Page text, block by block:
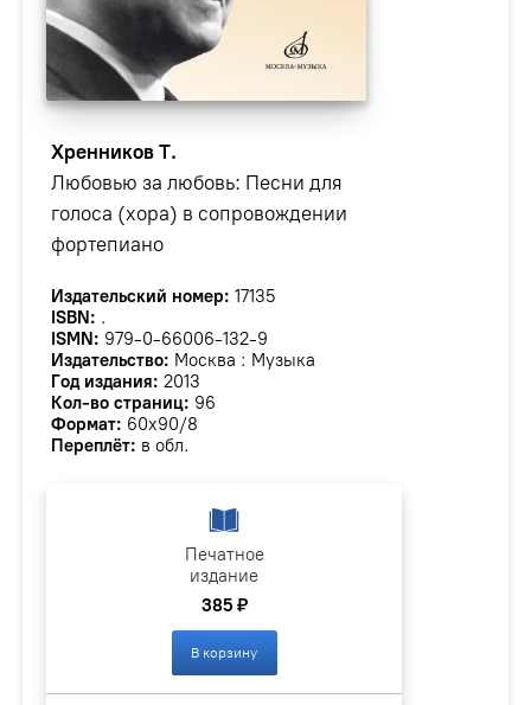
Хренников Т.
Любовью за любовь: Песни для
голоса (хора) в сопровождении
фортепиано
Издательский номер: 17135
ISBN: .
ISMN: 979-0-66006-132-9
Издательство: Москва : Музыка
Год издания: 2013
Кол-во страниц: 96
Формат: 60х90/8
Переплёт: в обл.
Печатное
издание
385 ₽
В корзину